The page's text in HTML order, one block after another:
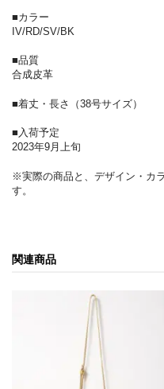
■カラー
IV/RD/SV/BK
■品質
合成皮革
■着丈・長さ（38号サイズ）
■入荷予定
2023年9月上旬
※実際の商品と、デザイン・カ
す。
関連商品